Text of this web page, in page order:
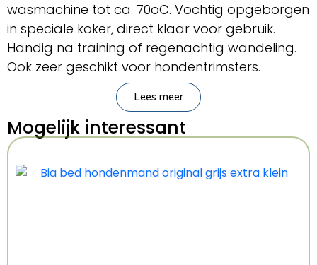
wasmachine tot ca. 70oC. Vochtig opgeborgen
in speciale koker, direct klaar voor gebruik.
Handig na training of regenachtig wandeling.
Ook zeer geschikt voor hondentrimsters.
Levensduur circa 5 jaar.
In de zomermaanden ook te gebruiken voor
"cooling down".
De Pet Towel licht vochtig over uw hond leggen.
Kenmerken: Large 45×66 cm
Kleur: Meerkleurig
Lees meer
Mogelijk interessant